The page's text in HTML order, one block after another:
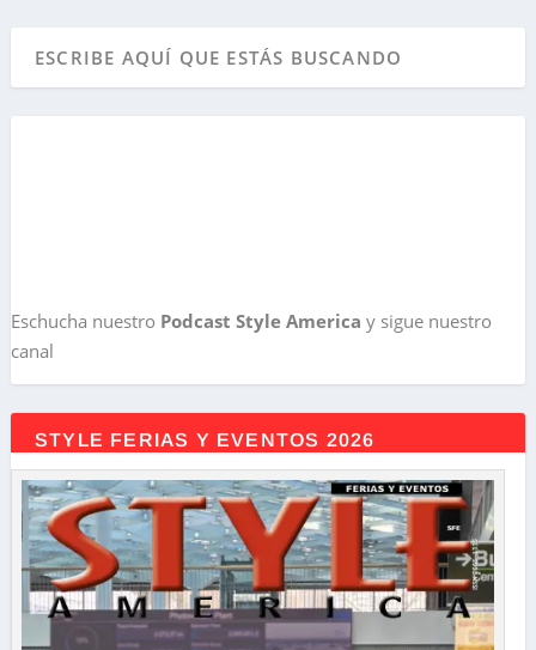
Eschucha nuestro Podcast Style America y sigue nuestro
canal
STYLE FERIAS Y EVENTOS 2026